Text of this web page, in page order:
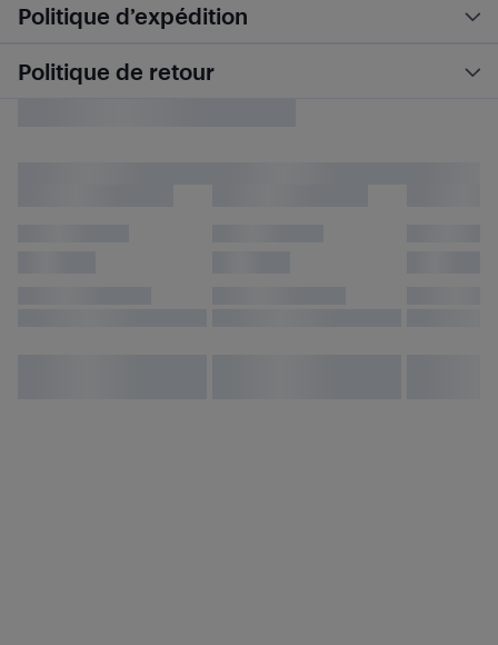
Politique d’expédition
Politique de retour